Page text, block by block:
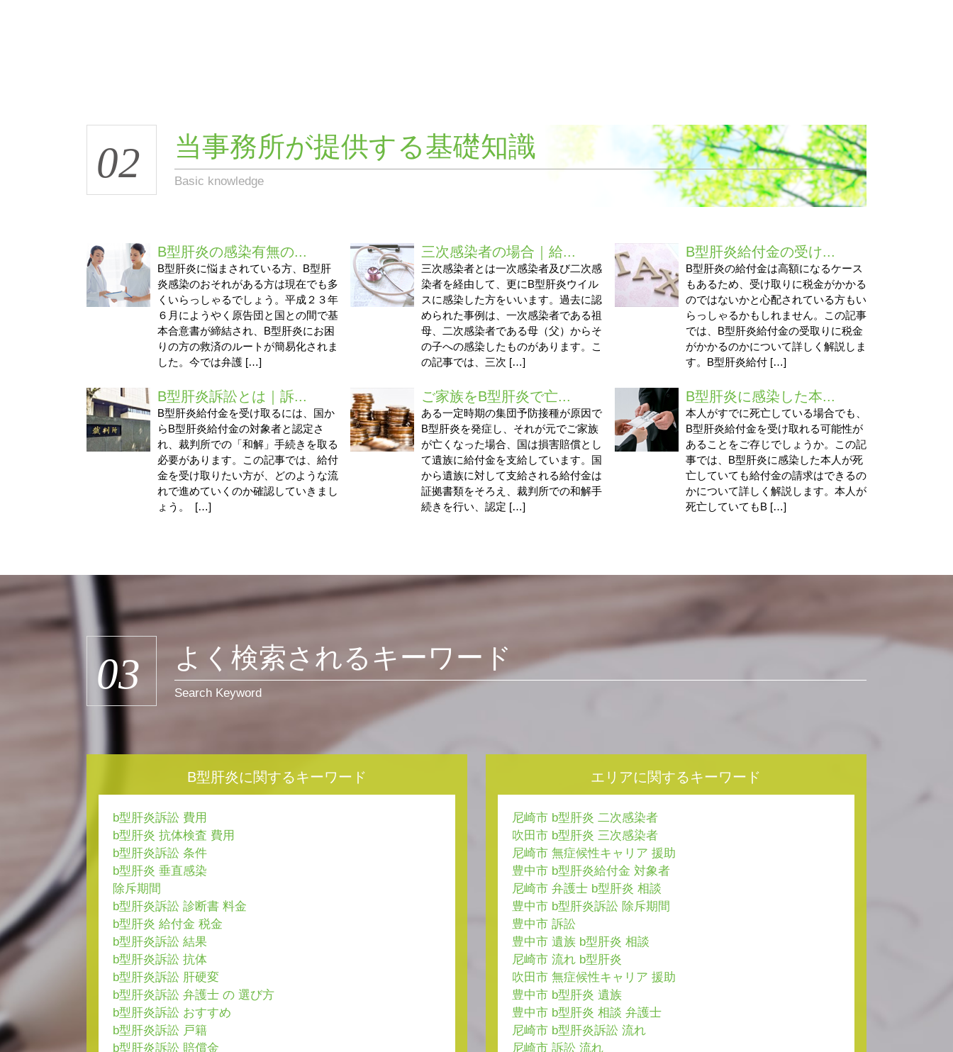
02 当事務所が提供する基礎知識
Basic knowledge
B型肝炎の感染有無の...
B型肝炎に悩まされている方、B型肝
炎感染のおそれがある方は現在でも多
くいらっしゃるでしょう。平成２３年
６月にようやく原告団と国との間で基
本合意書が締結され、B型肝炎にお困
りの方の救済のルートが簡易化されま
した。今では弁護 […]
三次感染者の場合｜給...
三次感染者とは一次感染者及び二次感
染者を経由して、更にB型肝炎ウイル
スに感染した方をいいます。過去に認
められた事例は、一次感染者である祖
母、二次感染者である母（父）からそ
の子への感染したものがあります。こ
の記事では、三次 […]
B型肝炎給付金の受け...
B型肝炎の給付金は高額になるケース
もあるため、受け取りに税金がかかる
のではないかと心配されている方もい
らっしゃるかもしれません。この記事
では、B型肝炎給付金の受取りに税金
がかかるのかについて詳しく解説しま
す。B型肝炎給付 […]
B型肝炎訴訟とは｜訴...
B型肝炎給付金を受け取るには、国か
らB型肝炎給付金の対象者と認定さ
れ、裁判所での「和解」手続きを取る
必要があります。この記事では、給付
金を受け取りたい方が、どのような流
れで進めていくのか確認していきまし
ょう。 […]
ご家族をB型肝炎で亡...
ある一定時期の集団予防接種が原因で
B型肝炎を発症し、それが元でご家族
が亡くなった場合、国は損害賠償とし
て遺族に給付金を支給しています。国
から遺族に対して支給される給付金は
証拠書類をそろえ、裁判所での和解手
続きを行い、認定 […]
B型肝炎に感染した本...
本人がすでに死亡している場合でも、
B型肝炎給付金を受け取れる可能性が
あることをご存じでしょうか。この記
事では、B型肝炎に感染した本人が死
亡していても給付金の請求はできるの
かについて詳しく解説します。本人が
死亡していてもB […]
03 よく検索されるキーワード
Search Keyword
B型肝炎に関するキーワード
b型肝炎訴訟 費用
b型肝炎 抗体検査 費用
b型肝炎訴訟 条件
b型肝炎 垂直感染
除斥期間
b型肝炎訴訟 診断書 料金
b型肝炎 給付金 税金
b型肝炎訴訟 結果
b型肝炎訴訟 抗体
b型肝炎訴訟 肝硬変
b型肝炎訴訟 弁護士 の 選び方
b型肝炎訴訟 おすすめ
b型肝炎訴訟 戸籍
b型肝炎訴訟 賠償金
エリアに関するキーワード
尼崎市 b型肝炎 二次感染者
吹田市 b型肝炎 三次感染者
尼崎市 無症候性キャリア 援助
豊中市 b型肝炎給付金 対象者
尼崎市 弁護士 b型肝炎 相談
豊中市 b型肝炎訴訟 除斥期間
豊中市 訴訟
豊中市 遺族 b型肝炎 相談
尼崎市 流れ b型肝炎
吹田市 無症候性キャリア 援助
豊中市 b型肝炎 遺族
豊中市 b型肝炎 相談 弁護士
尼崎市 b型肝炎訴訟 流れ
尼崎市 訴訟 流れ